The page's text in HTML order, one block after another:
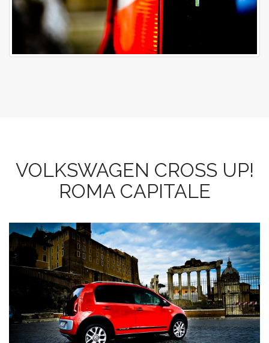
VOLKSWAGEN CROSS UP!
ROMA CAPITALE